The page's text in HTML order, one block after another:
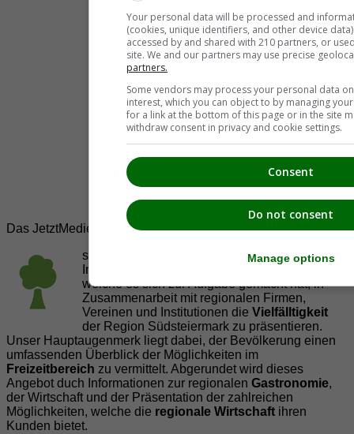
Das JetztMedien.com Medien Netzwerk
suedsteiermark.at ist eine von vielen
Internetadressen der
welche es sich zur Aufgabe gemacht hat, in
Zusammenarbeit mit regionalen Firmen,
Vereinen und Institutionen die Vielfälltigkeit
der Region Südsteiermark zu präsentieren.
Unser Hauptaugenmerk liegt dabei, der Bevölkerung einen
umfassenden Überblick der Möglichkeiten im
Freizeitbereich zu vermittelt. Abgerundet wird dieses
Angebot duch Informationen zur regionalen Gastronomie,
der Wirtschaft und der Präsentation der zahlreichen
Möglichkeiten, welche die regionale Wirtschaft ihren
Kunden bietet.
Your personal data will be processed and
(cookies, unique identifiers, and other device
accessed by and shared with 210 partners, or
site. We and our partners may use precise
partners.
Some vendors may process your personal data
interest, which you can object to by managing
for a link at the bottom of this page or in the site
withdraw consent in privacy and cookie settings.
Consent
Do not consent
Manage options